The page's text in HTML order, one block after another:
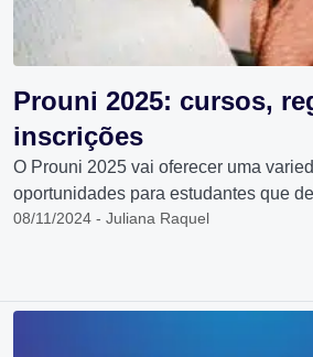
Prouni 2025: cursos,
inscrições
O Prouni 2025 vai oferecer uma
oportunidades para estudantes que
08/11/2024 - Juliana Raquel